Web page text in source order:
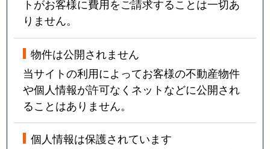
トがお客様に費用をご請求することは一切あ
りません。
物件は公開されません
当サイトの利用によってお客様の不動産物件
や個人情報が許可なくネットなどに公開され
ることはありません。
個人情報は保護されています